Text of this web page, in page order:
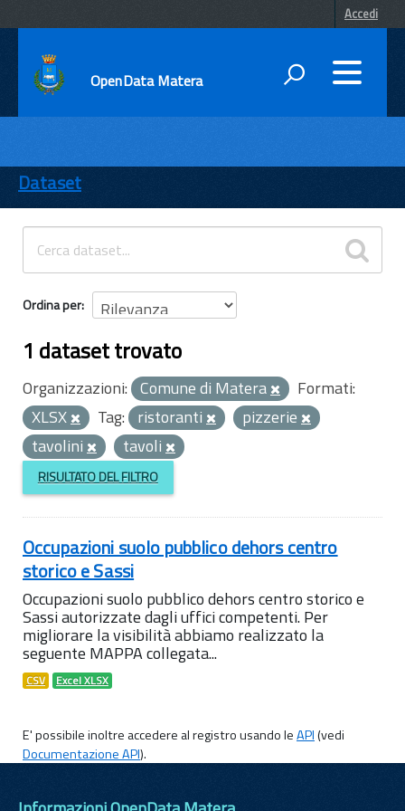
Accedi
OpenData Matera
ENTI
TEMI
INFORMAZIONI
Dataset
Ordina per
1 dataset trovato
Organizzazioni: Comune di Matera
Formati:
XLSX
Tag: ristoranti
pizzerie
tavolini
tavoli
RISULTATO DEL FILTRO
Occupazioni suolo pubblico dehors centro
storico e Sassi
Occupazioni suolo pubblico dehors centro storico e
Sassi autorizzate dagli uffici competenti. Per
migliorare la visibilità abbiamo realizzato la
seguente MAPPA collegata...
CSV Excel XLSX
E' possibile inoltre accedere al registro usando leAPI(vedi
Documentazione API).